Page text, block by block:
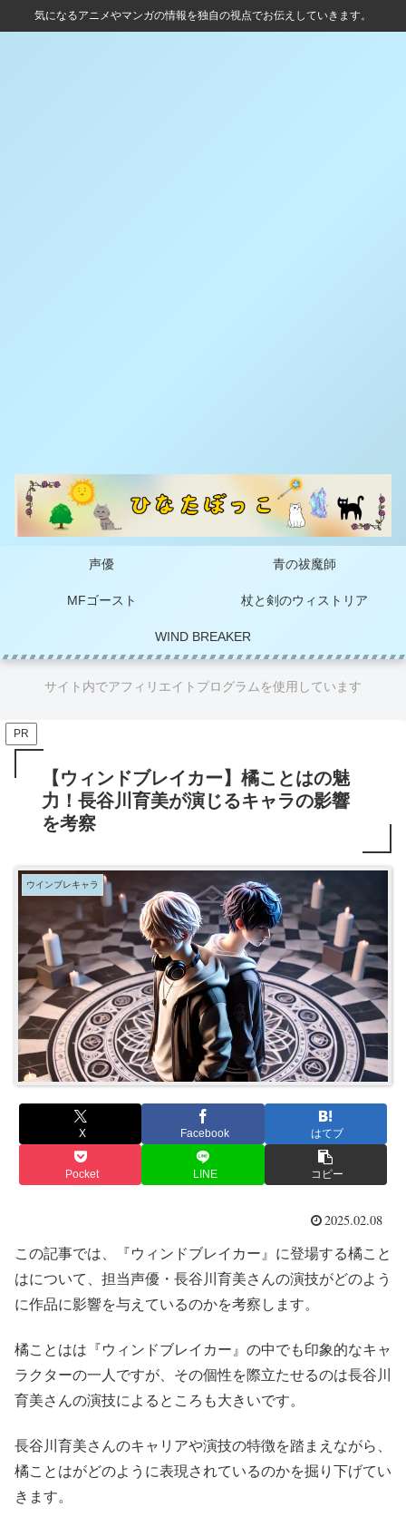
気になるアニメやマンガの情報を独自の視点でお伝えしていきます。
声優 青の祓魔師
MFゴースト 杖と剣のウィストリア
WIND BREAKER
サイト内でアフィリエイトプログラムを使用しています
PR
【ウィンドブレイカー】橘ことはの魅
力！長谷川育美が演じるキャラの影響
を考察
ウインブレキャラ
X Facebook はてブ
Pocket LINE コピー
2025.02.08
この記事では、『ウィンドブレイカー』に登場する橘こと
はについて、担当声優・長谷川育美さんの演技がどのよう
に作品に影響を与えているのかを考察します。
橘ことはは『ウィンドブレイカー』の中でも印象的なキャ
ラクターの一人ですが、その個性を際立たせるのは長谷川
育美さんの演技によるところも大きいです。
長谷川育美さんのキャリアや演技の特徴を踏まえながら、
橘ことはがどのように表現されているのかを掘り下げてい
きます。